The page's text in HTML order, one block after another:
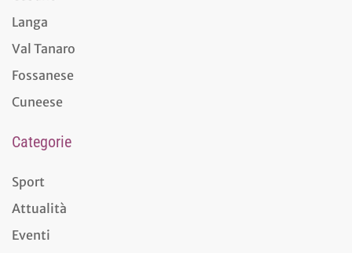
Langa
Val Tanaro
Fossanese
Cuneese
Categorie
Sport
Attualità
Eventi